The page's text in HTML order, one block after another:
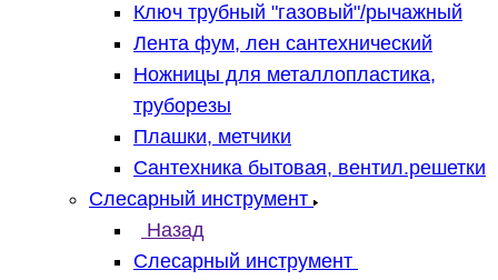
Ключ трубный "газовый"/рычажный
Лента фум, лен сантехнический
Ножницы для металлопластика,
труборезы
Плашки, метчики
Сантехника бытовая, вентил.решетки
Слесарный инструмент
Назад
Слесарный инструмент